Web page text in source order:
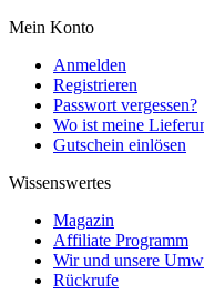
Mein Konto
Anmelden
Registrieren
Passwort vergessen?
Wo ist meine
Gutschein einlösen
Wissenswertes
Magazin
Affiliate Programm
Wir und unsere
Rückrufe